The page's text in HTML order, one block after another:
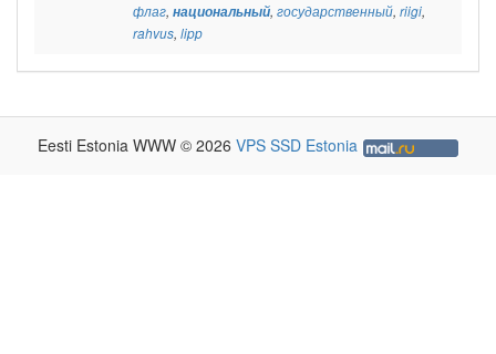
флаг, национальный, государственный, riigi,
rahvus, lipp
Eesti Estonia WWW © 2026 VPS SSD Estonia